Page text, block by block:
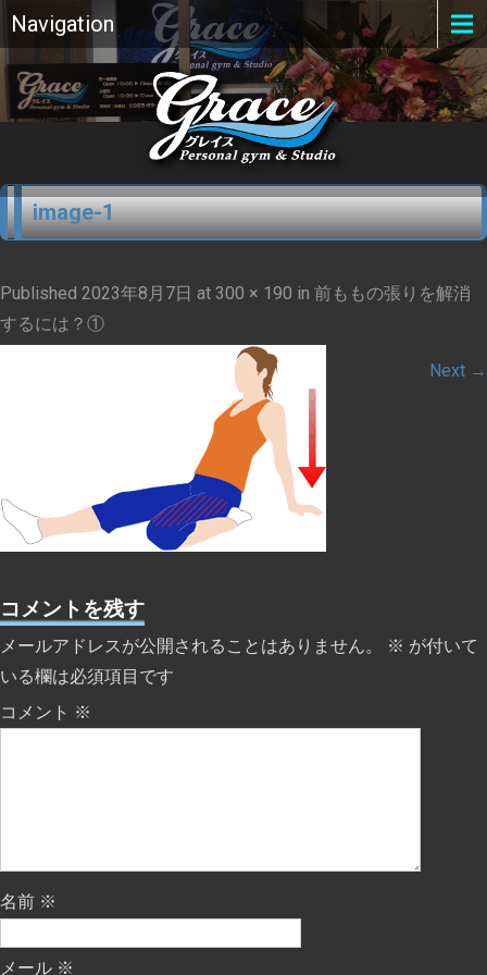
Navigation
image-1
Published 2023年8月7日 at 300 × 190 in 前ももの張りを解消
するには？①
Next →
コメントを残す
メールアドレスが公開されることはありません。 ※ が付いて
いる欄は必須項目です
コメント ※
名前 ※
メール ※